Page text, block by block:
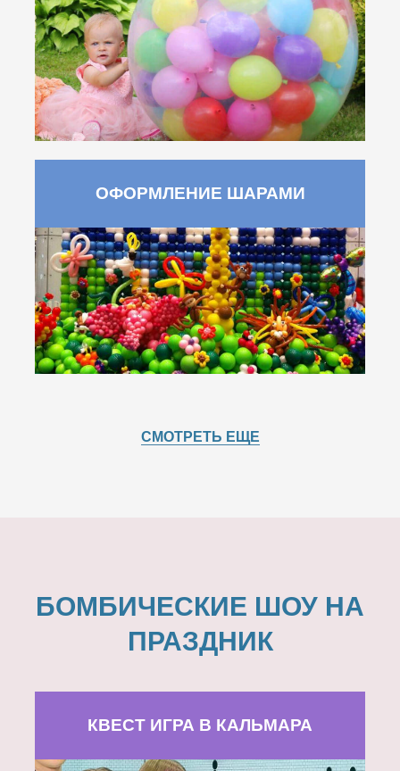
ОФОРМЛЕНИЕ ШАРАМИ
СМОТРЕТЬ ЕЩЕ
БОМБИЧЕСКИЕ ШОУ НА
ПРАЗДНИК
КВЕСТ ИГРА В КАЛЬМАРА